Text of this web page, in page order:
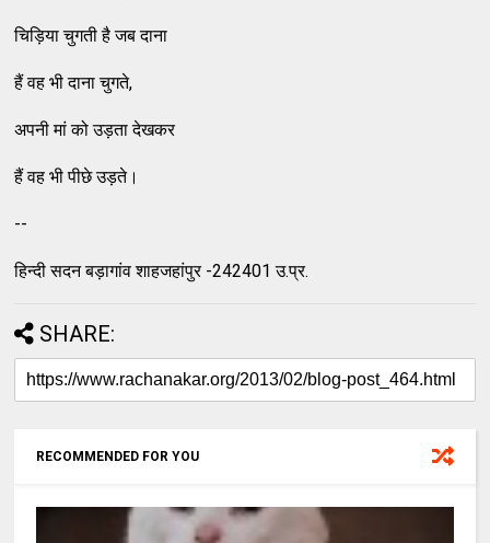
चिड़िया चुगती है जब दाना
हैं वह भी दाना चुगते,
अपनी मां को उड़ता देखकर
हैं वह भी पीछे उड़ते।
--
हिन्‍दी सदन बड़ागांव शाहजहांपुर -242401 उ.प्र.
SHARE:
RECOMMENDED FOR YOU